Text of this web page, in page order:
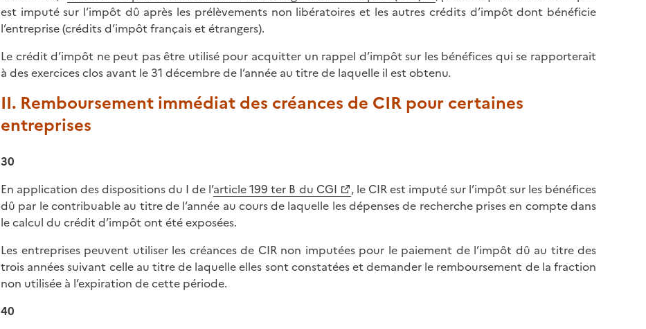
est imputé sur l’impôt dû après les prélèvements non libératoires et les autres crédits d’impôt dont bénéficie
l’entreprise (crédits d’impôt français et étrangers).
Le crédit d’impôt ne peut pas être utilisé pour acquitter un rappel d’impôt sur les bénéfices qui se rapporterait
à des exercices clos avant le 31 décembre de l’année au titre de laquelle il est obtenu.
II. Remboursement immédiat des créances de CIR pour certaines
entreprises
30
En application des dispositions du I de l’article 199 ter B du CGI
, le CIR est imputé sur l’impôt sur les bénéfices
dû par le contribuable au titre de l’année au cours de laquelle les dépenses de recherche prises en compte dans
le calcul du crédit d’impôt ont été exposées.
Les entreprises peuvent utiliser les créances de CIR non imputées pour le paiement de l’impôt dû au titre des
trois années suivant celle au titre de laquelle elles sont constatées et demander le remboursement de la fraction
non utilisée à l’expiration de cette période.
40